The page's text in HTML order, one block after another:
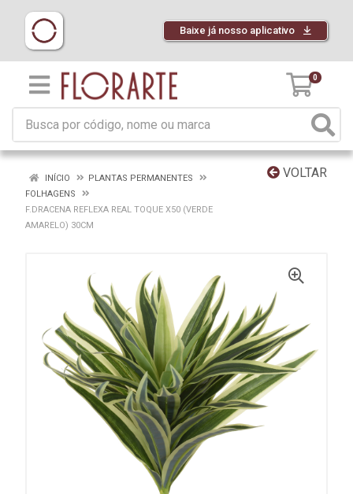
Baixe já nosso aplicativo
0
VOLTAR
INÍCIO
PLANTAS PERMANENTES
FOLHAGENS
F.DRACENA REFLEXA REAL TOQUE X50 (VERDE
AMARELO) 30CM